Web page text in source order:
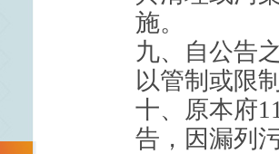
施。
九、自公告
以管制或限
十、原本府
告，因漏列